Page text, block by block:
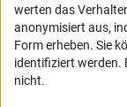
Barriere melden
DFG-aktuell
Erhalten Sie
werten das
anonymisiert aus,
Form erheben. Sie
identifiziert werden.
nicht.